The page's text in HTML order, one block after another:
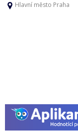
Hlavní město Praha